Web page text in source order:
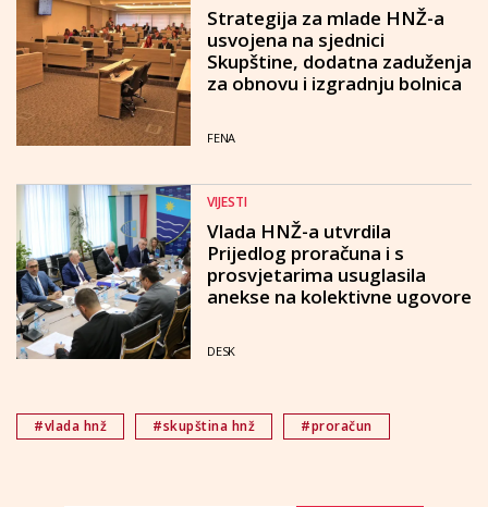
Strategija za mlade HNŽ-a
usvojena na sjednici
Skupštine, dodatna zaduženja
za obnovu i izgradnju bolnica
FENA
VIJESTI
Vlada HNŽ-a utvrdila
Prijedlog proračuna i s
prosvjetarima usuglasila
anekse na kolektivne ugovore
DESK
#vlada hnž #skupština hnž #proračun